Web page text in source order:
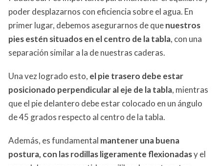
poder desplazarnos con eficiencia sobre el agua. En
primer lugar, debemos asegurarnos de quenuestros
pies estén situados en el centro de la tabla, con una
separación similar a la de nuestras caderas.
Una vez logrado esto, el pie trasero debe estar
posicionado perpendicular al eje de la tabla, mientras
que el pie delantero debe estar colocado en un ángulo
de 45 grados respecto al centro de la tabla.
Además, es fundamental mantener una buena
postura, con las rodillas ligeramente flexionadasy el